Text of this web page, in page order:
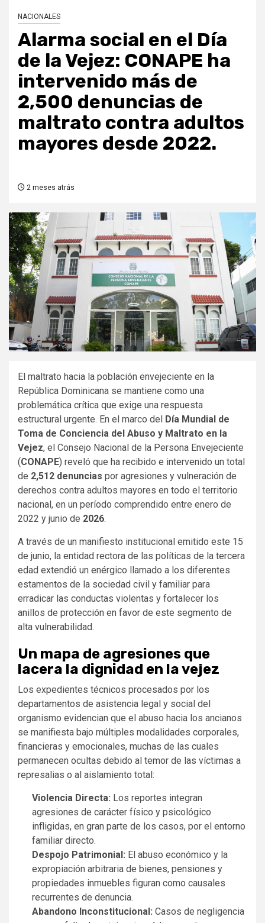
NACIONALES
Alarma social en el Día
de la Vejez: CONAPE ha
intervenido más de
2,500 denuncias de
maltrato contra adultos
mayores desde 2022.
2 meses atrás
El maltrato hacia la población envejeciente en la
República Dominicana se mantiene como una
problemática crítica que exige una respuesta
estructural urgente. En el marco del Día Mundial de
Toma de Conciencia del Abuso y Maltrato en la
Vejez, el Consejo Nacional de la Persona Envejeciente
(CONAPE) reveló que ha recibido e intervenido un total
de 2,512 denuncias por agresiones y vulneración de
derechos contra adultos mayores en todo el territorio
nacional, en un período comprendido entre enero de
2022 y junio de 2026.
A través de un manifiesto institucional emitido este 15
de junio, la entidad rectora de las políticas de la tercera
edad extendió un enérgico llamado a los diferentes
estamentos de la sociedad civil y familiar para
erradicar las conductas violentas y fortalecer los
anillos de protección en favor de este segmento de
alta vulnerabilidad.
Un mapa de agresiones que
lacera la dignidad en la vejez
Los expedientes técnicos procesados por los
departamentos de asistencia legal y social del
organismo evidencian que el abuso hacia los ancianos
se manifiesta bajo múltiples modalidades corporales,
financieras y emocionales, muchas de las cuales
permanecen ocultas debido al temor de las víctimas a
represalias o al aislamiento total:
Violencia Directa: Los reportes integran
agresiones de carácter físico y psicológico
infligidas, en gran parte de los casos, por el entorno
familiar directo.
Despojo Patrimonial: El abuso económico y la
expropiación arbitraria de bienes, pensiones y
propiedades inmuebles figuran como causales
recurrentes de denuncia.
Abandono Inconstitucional: Casos de negligencia